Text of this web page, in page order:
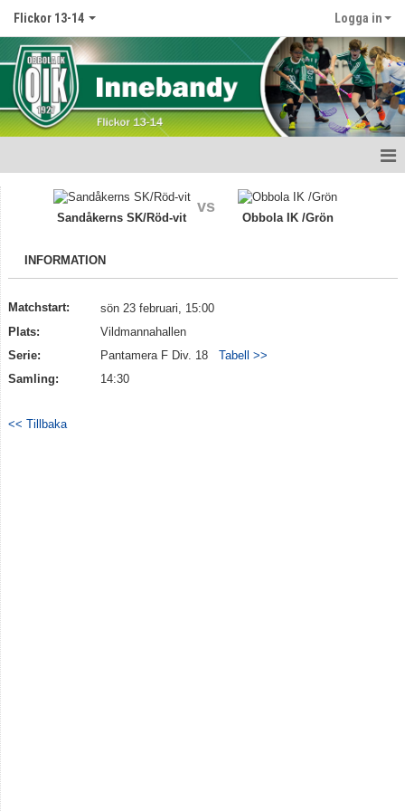
Flickor 13-14 Logga in
Kalender
Matcher
Bildgalleri
Dokument
Sandåkerns SK/Röd-vit
vs
Obbola IK /Grön
INFORMATION
Matchstart:
sön 23 februari, 15:00
Plats:
Vildmannahallen
Serie:
Pantamera F Div. 18 Tabell >>
Samling:
14:30
<< Tillbaka